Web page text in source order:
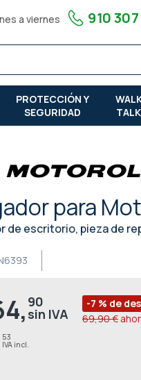
a viernes 910
PROTECCIÓN Y
SEGURIDAD
para
de escritorio, pieza de
90
53
-7 % de
69,90 €